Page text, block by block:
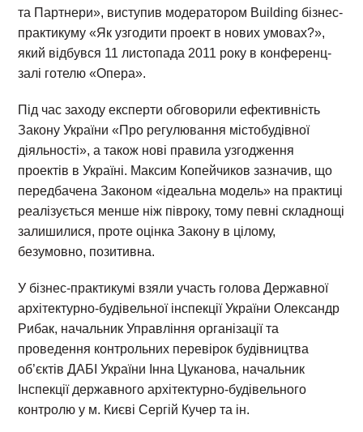
та Партнери», виступив модератором Building бізнес-
практикуму «Як узгодити проект в нових умовах?»,
який відбувся 11 листопада 2011 року в конференц-
залі готелю «Опера».
Під час заходу експерти обговорили ефективність
Закону України «Про регулювання містобудівної
діяльності», а також нові правила узгодження
проектів в Україні. Максим Копейчиков зазначив, що
передбачена Законом «ідеальна модель» на практиці
реалізується менше ніж півроку, тому певні складнощі
залишилися, проте оцінка Закону в цілому,
безумовно, позитивна.
У бізнес-практикумі взяли участь голова Державної
архітектурно-будівельної інспекції України Олександр
Рибак, начальник Управління організації та
проведення контрольних перевірок будівництва
об’єктів ДАБІ України Інна Цуканова, начальник
Інспекції державного архітектурно-будівельного
контролю у м. Києві Сергій Кучер та ін.